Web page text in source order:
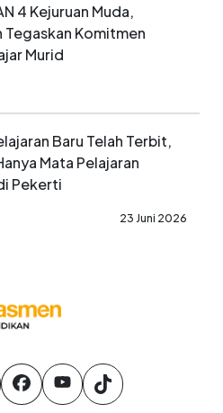
4 Kejuruan Muda,
Komitmen
Murid
Baru Telah Terbit,
Mata Pelajaran
Pekerti
23 Juni 2026